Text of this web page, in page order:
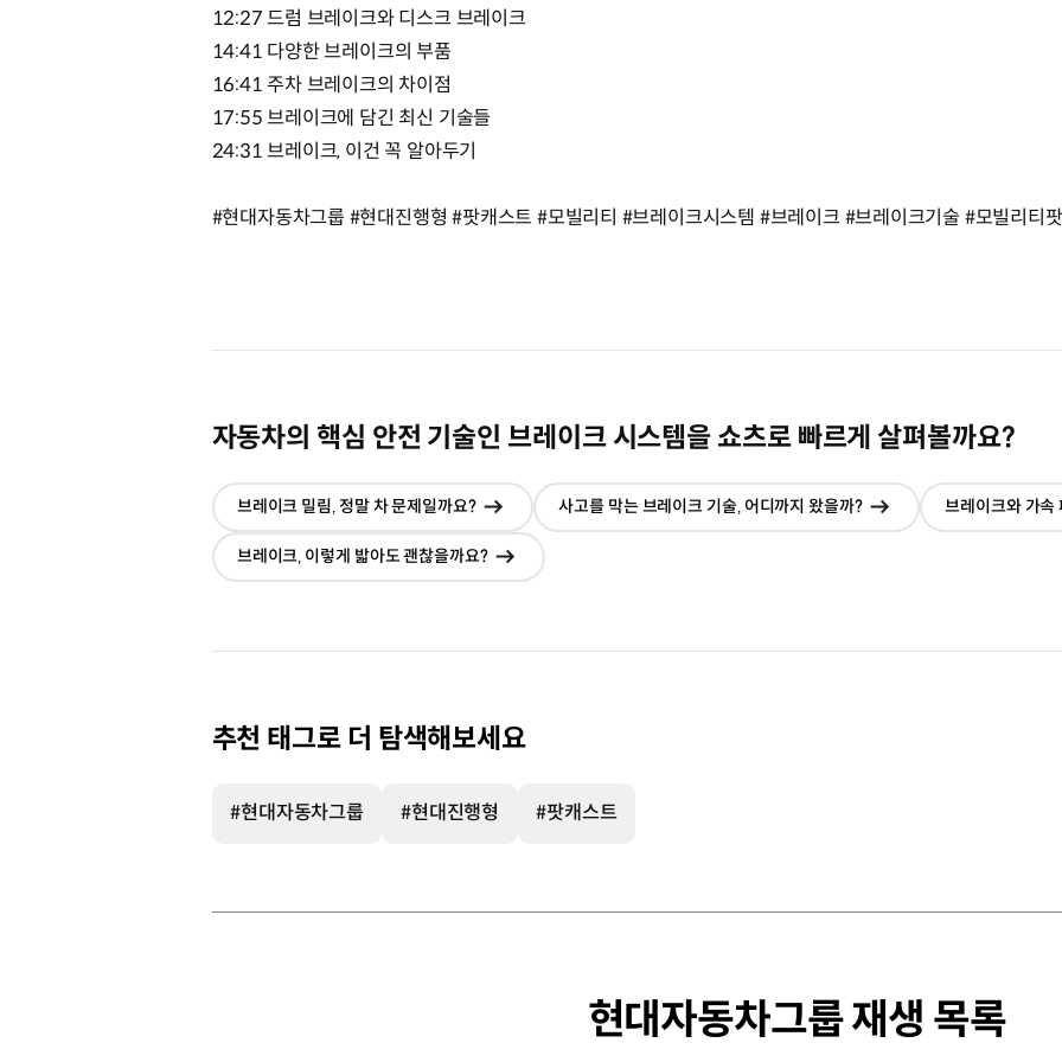
12:27 드럼 브레이크와 디스크 브레이크
14:41 다양한 브레이크의 부품
16:41 주차 브레이크의 차이점
17:55 브레이크에 담긴 최신 기술들
24:31 브레이크, 이건 꼭 알아두기
#현대자동차그룹 #현대진행형 #팟캐스트 #모빌리티 #브레이크시스템 #브레이크 #브레이크기술 #모빌리티
자동차의 핵심 안전 기술인 브레이크 시스템을 쇼츠로 빠르게 살펴볼까요?
브레이크 밀림‚ 정말 차 문제일까요?
현재창에서
이동
사고를 막는 브레이크 기술‚ 어디까지 왔을까?
현재창에서
브레이크와 가속
브레이크‚ 이렇게 밟아도 괜찮을까요?
현재창에서
추천 태그로 더 탐색해보세요
#현대자동차그룹 #현대진행형 #팟캐스트
현대자동차그룹 재생 목록